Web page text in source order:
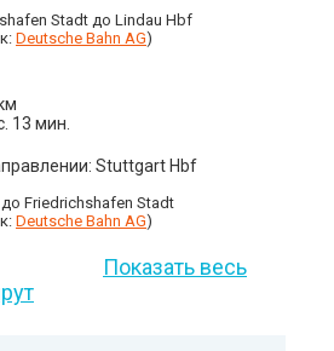
Stadt до Lindau Hbf
Deutsche Bahn AG)
13 мин.
Stuttgart Hbf
Friedrichshafen Stadt
Deutsche Bahn AG)
Показать весь